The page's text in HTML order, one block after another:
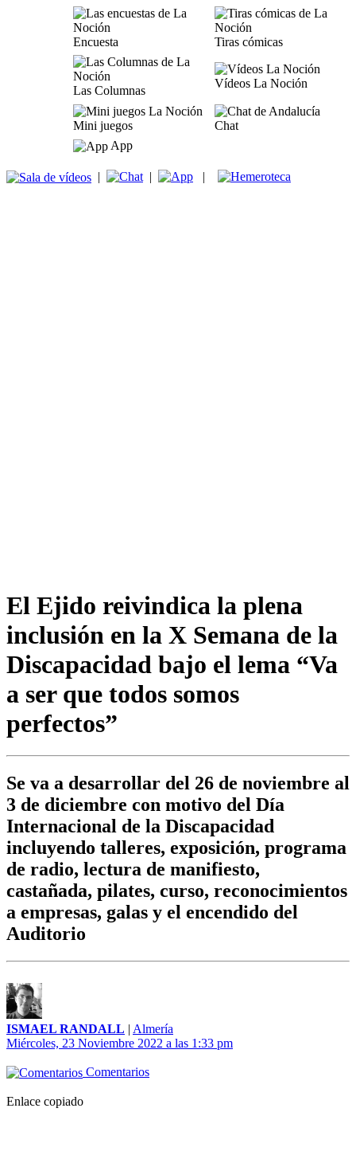
Encuesta Tiras cómicas
Las Columnas
Vídeos La Noción
Mini juegos
Chat
App
| | |
El Ejido reivindica la plena
inclusión en la X Semana de la
Discapacidad bajo el lema “Va
a ser que todos somos
perfectos”
Se va a desarrollar del 26 de noviembre al
3 de diciembre con motivo del Día
Internacional de la Discapacidad
incluyendo talleres, exposición, programa
de radio, lectura de manifiesto,
castañada, pilates, curso, reconocimientos
a empresas, galas y el encendido del
Auditorio
ISMAEL RANDALL | Almería
Miércoles, 23 Noviembre 2022 a las 1:33 pm
Comentarios
Enlace copiado